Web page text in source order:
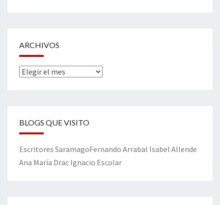
ARCHIVOS
Archivos
BLOGS QUE VISITO
Escritores SaramagoFernando Arrabal Isabel Allende
Ana María Drac Ignacio Escolar